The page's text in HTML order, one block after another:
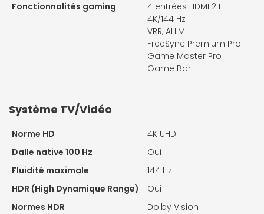
Fonctionnalités gaming
4 entrées HDMI 2.1
4K/144 Hz
VRR, ALLM
FreeSync Premium Pro
Game Master Pro
Game Bar
Système TV/Vidéo
Norme HD
4K UHD
Dalle native 100 Hz
Oui
Fluidité maximale
144 Hz
HDR (High Dynamique Range)
Oui
Normes HDR
Dolby Vision